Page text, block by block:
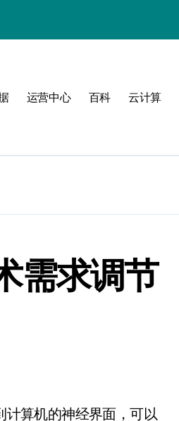
运营中心 百科 云计算
需求调节
计算机的神经界面，可以